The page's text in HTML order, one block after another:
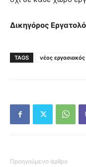
Δικηγόρος
TAGS νέος
Προηγούμενο άρθρο